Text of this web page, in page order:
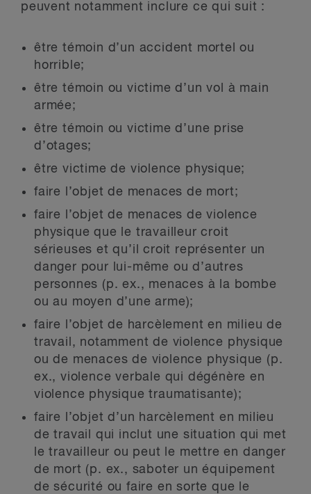
peuvent notamment inclure ce qui suit :
être témoin d’un accident mortel ou
horrible;
être témoin ou victime d’un vol à main
armée;
être témoin ou victime d’une prise
d’otages;
être victime de violence physique;
faire l’objet de menaces de mort;
faire l’objet de menaces de violence
physique que le travailleur croit
sérieuses et qu’il croit représenter un
danger pour lui-même ou d’autres
personnes (p. ex., menaces à la bombe
ou au moyen d’une arme);
faire l’objet de harcèlement en milieu de
travail, notamment de violence physique
ou de menaces de violence physique (p.
ex., violence verbale qui dégénère en
violence physique traumatisante);
faire l’objet d’un harcèlement en milieu
de travail qui inclut une situation qui met
le travailleur ou peut le mettre en danger
de mort (p. ex., saboter un équipement
de sécurité ou faire en sorte que le